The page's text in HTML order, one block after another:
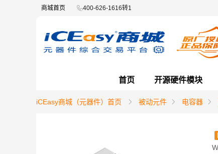
商城首页 400-626-1616转1
首页 开源硬件模块
iCEasy商城（元器件）首页 被动元件 电容器